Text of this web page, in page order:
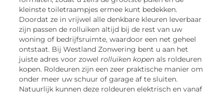
kleinste toiletraampjes ermee kunt bedekken.
Doordat ze in vrijwel alle denkbare kleuren leverbaar
zijn passen de rolluiken altijd bij de rest van uw
woning of bedrijfsruimte, waardoor een net geheel
ontstaat. Bij Westland Zonwering bent u aan het
juiste adres voor zowel rolluiken kopen als roldeuren
kopen. Roldeuren zijn een zeer praktische manier om
onder meer uw schuur of garage af te sluiten.
Natuurlijk kunnen deze roldeuren elektrisch en vanaf